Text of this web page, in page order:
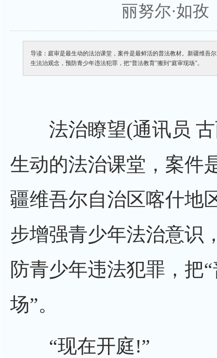
丽努尔·如
导读：庭审是最生动的法治课堂，案件是最鲜活的普法教材。新疆维吾
生法治观念，预防青少年违法犯罪，把“普法教育”搬到“庭审现场”。
法治瞭望(通讯员 古
生动的法治课堂，案件
疆维吾尔自治区喀什地
步增强青少年法治意识
防青少年违法犯罪，把
场”。
“现在开庭!”